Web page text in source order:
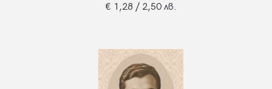
€ 1,28 / 2,50 лв.